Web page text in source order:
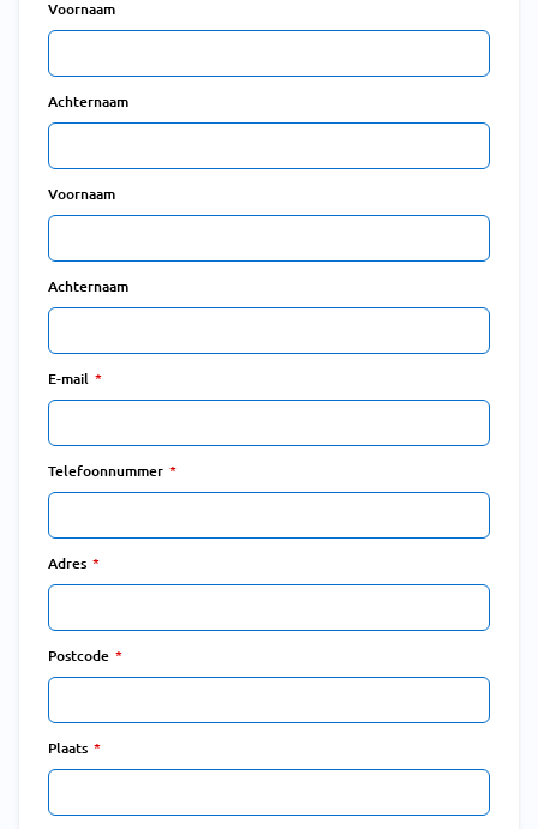
Voornaam
Achternaam
Voornaam
Achternaam
E-mail
Telefoonnummer
Adres
Postcode
Plaats